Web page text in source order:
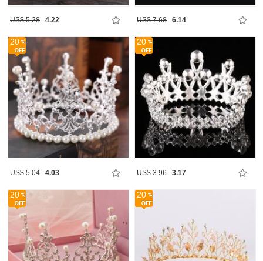
US$ 5.28 4.22 US$ 7.68 6.14
20
US$ 5.04 4.03
20
US$ 3.96 3.17
20 20